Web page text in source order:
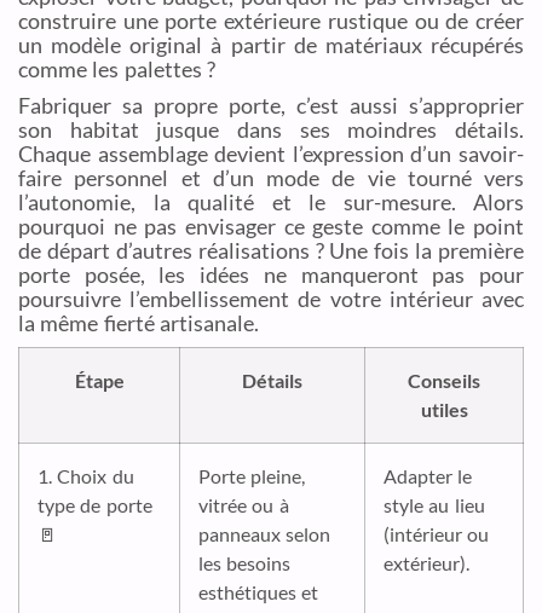
construire une porte extérieure rustique ou de créer
un modèle original à partir de matériaux récupérés
comme les palettes ?
Fabriquer sa propre porte, c’est aussi s’approprier
son habitat jusque dans ses moindres détails.
Chaque assemblage devient l’expression d’un savoir-
faire personnel et d’un mode de vie tourné vers
l’autonomie, la qualité et le sur-mesure. Alors
pourquoi ne pas envisager ce geste comme le point
de départ d’autres réalisations ? Une fois la première
porte posée, les idées ne manqueront pas pour
poursuivre l’embellissement de votre intérieur avec
la même fierté artisanale.
Étape Détails
Conseils
utiles
1. Choix du
type de porte
🚪
Porte pleine,
vitrée ou à
panneaux selon
les besoins
esthétiques et
Adapter le
style au lieu
(intérieur ou
extérieur).